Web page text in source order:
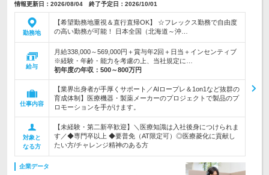
情報更新日：2026/08/04 終了予定日：2026/10/01
勤務地
【希望勤務地重視＆直行直帰OK】 ☆フレックス勤務で自由度
の高い勤務が可能！ 日本全国（北海道～沖…
給与
月給338,000～569,000円＋賞与年2回＋日当＋インセンティブ
※経験・年齢・能力を考慮の上、当社規定に…
初年度の年収： 500～800万円
仕事内容
【業界出身者が手厚くサポート／AIロープレ＆1on1など抜群の
育成体制】医療機器・製薬メーカーのプロジェクトで製品のプ
ロモーションを手がけます。
対象と
なる方
【未経験・第二新卒歓迎】＼医療知識は入社後身につけられま
す／◆専門卒以上 ◆要普免（AT限定可）◎医療菱化に貢献し
たい方/チャレンジ精神のある方
企業データ